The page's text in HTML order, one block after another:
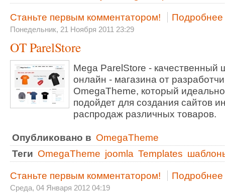
Станьте первым комментатором! Подробнее
Понедельник, 21 Ноября 2011 23:29
OT ParelStore
Mega ParelStore - качественный
онлайн - магазина от
OmegaTheme, который идеально
подойдет для создания сайтов
распродаж различных товаров.
Опубликовано в OmegaTheme
Теги OmegaTheme joomla Templates
Станьте первым комментатором! Подробнее
Среда, 04 Января 2012 04:19